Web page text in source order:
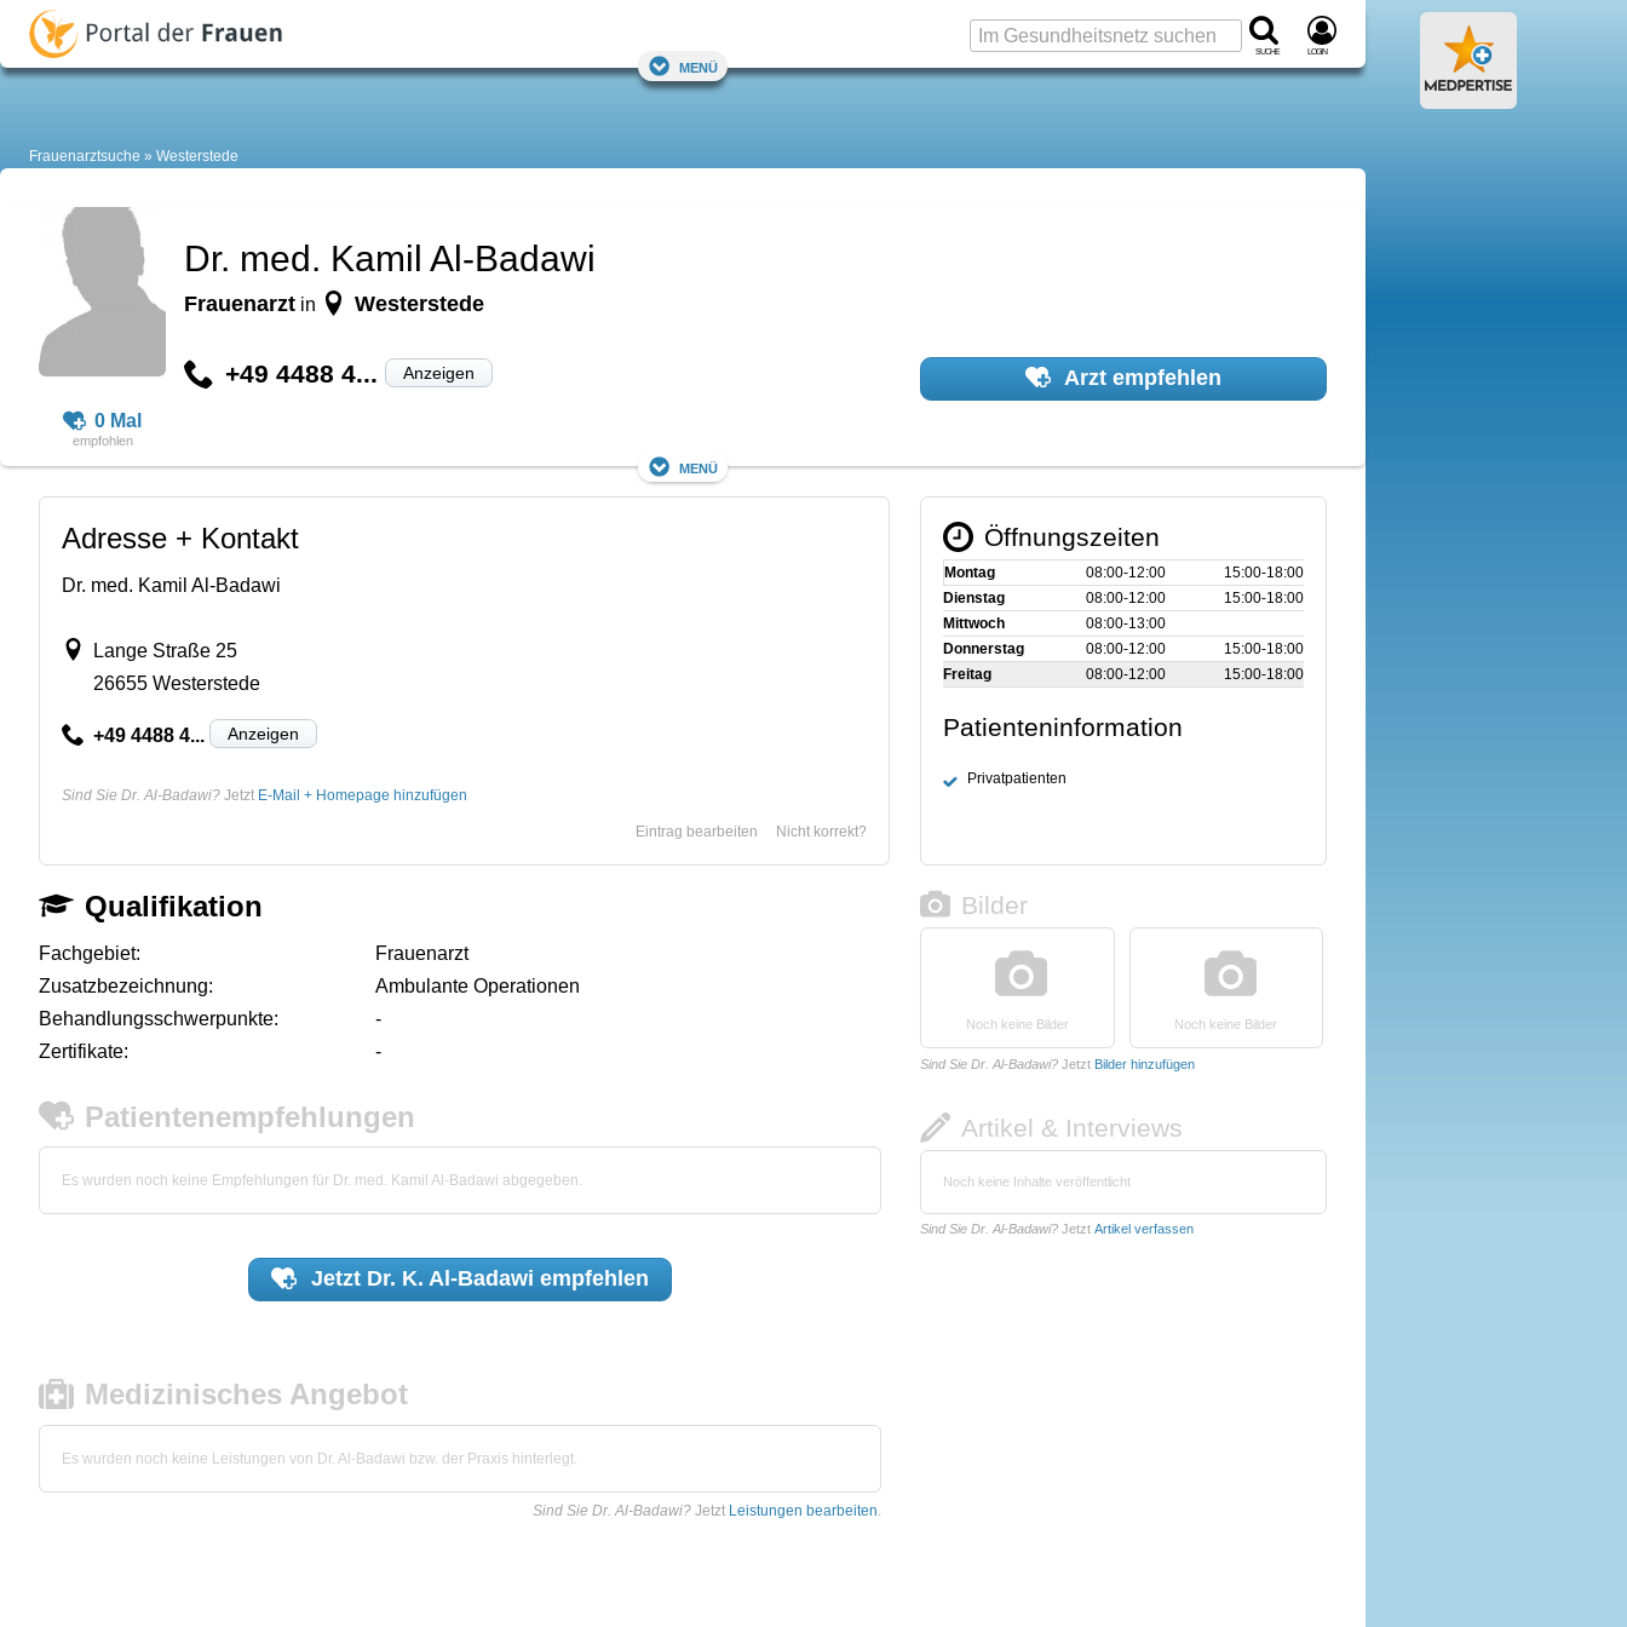
Suche Login
Menü
Frauenarztsuche Westerstede
0 Mal
Dr. med. Kamil Al-Badawi
Frauenarzt in Westerstede
+49 4488 4... Anzeigen Arzt empfehlen
Menü
Adresse + Kontakt
Dr. med. Kamil Al-Badawi
Lange Straße 25
26655 Westerstede
+49 4488 4... Anzeigen
Sind Sie Dr. Al-Badawi? Jetzt E-Mail + Homepage hinzufügen
Nicht korrekt?
Eintrag bearbeiten
Öffnungszeiten
Montag 08:00‑12:00
15:00‑18:00
Dienstag
08:00‑12:00
15:00‑18:00
Mittwoch
08:00‑13:00
Donnerstag
08:00‑12:00
15:00‑18:00
Freitag
08:00‑12:00 15:00‑18:00
Patienteninformation
Privatpatienten
Qualifikation
Fachgebiet:
Frauenarzt
Zusatzbezeichnung:
Ambulante Operationen
Behandlungsschwerpunkte:
-
Zertifikate:
-
Patientenempfehlungen
Es wurden noch keine Empfehlungen für Dr. med. Kamil Al-Badawi abgegeben.
Jetzt Dr. K. Al-Badawi empfehlen
Medizinisches Angebot
Es wurden noch keine Leistungen von Dr. Al-Badawi bzw. der Praxis hinterlegt.
Sind Sie Dr. Al-Badawi? Jetzt Leistungen bearbeiten.
Bilder
Noch keine Bilder Noch keine Bilder
Sind Sie Dr. Al-Badawi? Jetzt Bilder hinzufügen
Artikel & Interviews
Noch keine Inhalte veröffentlicht
Sind Sie Dr. Al-Badawi? Jetzt Artikel verfassen